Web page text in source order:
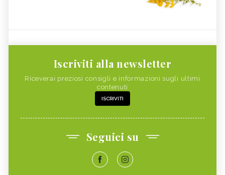
Iscriviti alla newsletter
Riceverai preziosi consigli e informazioni sugli ultimi
contenuti
ISCRIVITI
Seguici su